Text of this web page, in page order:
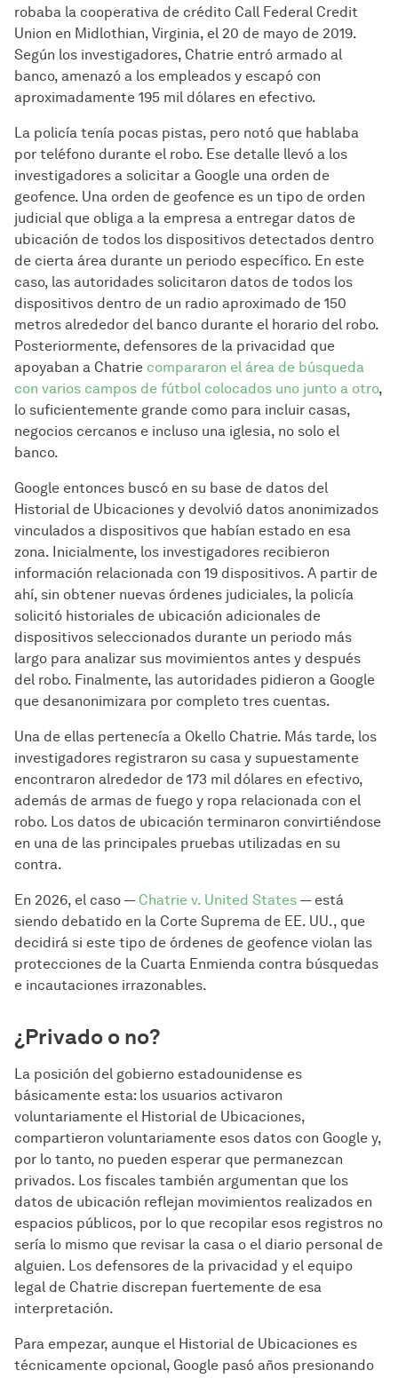
robaba la cooperativa de crédito Call Federal Credit
Union en Midlothian, Virginia, el 20 de mayo de 2019.
Según los investigadores, Chatrie entró armado al
banco, amenazó a los empleados y escapó con
aproximadamente 195 mil dólares en efectivo.
La policía tenía pocas pistas, pero notó que hablaba
por teléfono durante el robo. Ese detalle llevó a los
investigadores a solicitar a Google una orden de
geofence. Una orden de geofence es un tipo de orden
judicial que obliga a la empresa a entregar datos de
ubicación de todos los dispositivos detectados dentro
de cierta área durante un periodo específico. En este
caso, las autoridades solicitaron datos de todos los
dispositivos dentro de un radio aproximado de 150
metros alrededor del banco durante el horario del robo.
Posteriormente, defensores de la privacidad que
apoyaban a Chatrie compararon el área de búsqueda
con varios campos de fútbol colocados uno junto a otro,
lo suficientemente grande como para incluir casas,
negocios cercanos e incluso una iglesia, no solo el
banco.
Google entonces buscó en su base de datos del
Historial de Ubicaciones y devolvió datos anonimizados
vinculados a dispositivos que habían estado en esa
zona. Inicialmente, los investigadores recibieron
información relacionada con 19 dispositivos. A partir de
ahí, sin obtener nuevas órdenes judiciales, la policía
solicitó historiales de ubicación adicionales de
dispositivos seleccionados durante un periodo más
largo para analizar sus movimientos antes y después
del robo. Finalmente, las autoridades pidieron a Google
que desanonimizara por completo tres cuentas.
Una de ellas pertenecía a Okello Chatrie. Más tarde, los
investigadores registraron su casa y supuestamente
encontraron alrededor de 173 mil dólares en efectivo,
además de armas de fuego y ropa relacionada con el
robo. Los datos de ubicación terminaron convirtiéndose
en una de las principales pruebas utilizadas en su
contra.
En 2026, el caso — Chatrie v. United States — está
siendo debatido en la Corte Suprema de EE. UU., que
decidirá si este tipo de órdenes de geofence violan las
protecciones de la Cuarta Enmienda contra búsquedas
e incautaciones irrazonables.
¿Privado o no?
La posición del gobierno estadounidense es
básicamente esta: los usuarios activaron
voluntariamente el Historial de Ubicaciones,
compartieron voluntariamente esos datos con Google y,
por lo tanto, no pueden esperar que permanezcan
privados. Los fiscales también argumentan que los
datos de ubicación reflejan movimientos realizados en
espacios públicos, por lo que recopilar esos registros no
sería lo mismo que revisar la casa o el diario personal de
alguien. Los defensores de la privacidad y el equipo
legal de Chatrie discrepan fuertemente de esa
interpretación.
Para empezar, aunque el Historial de Ubicaciones es
técnicamente opcional, Google pasó años presionando